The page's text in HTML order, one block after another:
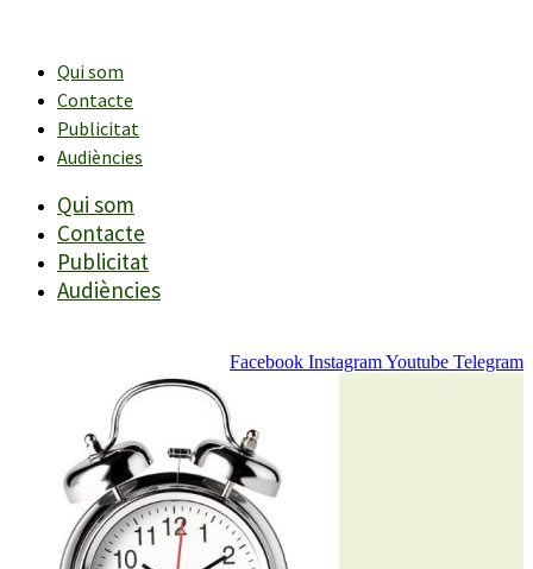
contingutQui som
Contacte
Publicitat
Audiències
Qui som
Contacte
Publicitat
Audiències
Facebook InstagramYoutube Telegram